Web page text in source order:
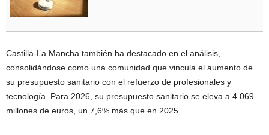
Castilla-La Mancha también ha destacado en el análisis,
consolidándose como una comunidad que vincula el aumento de
su presupuesto sanitario con el refuerzo de profesionales y
tecnología. Para 2026, su presupuesto sanitario se eleva a 4.069
millones de euros, un 7,6% más que en 2025.